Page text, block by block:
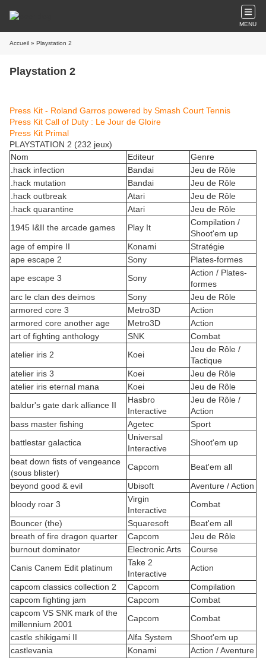
MENU
Accueil » Playstation 2
Playstation 2
Press Kit - Roland Garros powered by Smash Court Tennis
Press Kit Call of Duty : Le Jour de Gloire
Press Kit Primal
PLAYSTATION 2 (232 jeux)
Nom
Editeur
Genre
.hack infection
Bandai
Jeu de Rôle
.hack mutation
Bandai
Jeu de Rôle
.hack outbreak
Atari
Jeu de Rôle
.hack quarantine
Atari
Jeu de Rôle
1945 I&II the arcade games
Play It
Compilation /
Shoot'em up
age of empire II
Konami
Stratégie
ape escape 2
Sony
Plates-formes
ape escape 3
Sony
Action / Plates-
formes
arc le clan des deimos
Sony
Jeu de Rôle
armored core 3
Metro3D
Action
armored core another age
Metro3D
Action
art of fighting anthology
SNK
Combat
atelier iris 2
Koei
Jeu de Rôle /
Tactique
atelier iris 3
Koei
Jeu de Rôle
atelier iris eternal mana
Koei
Jeu de Rôle
baldur's gate dark alliance II
Hasbro
Interactive
Jeu de Rôle /
Action
bass master fishing
Agetec
Sport
battlestar galactica
Universal
Interactive
Shoot'em up
beat down fists of vengeance
(sous blister)
Capcom
Beat'em all
beyond good & evil
Ubisoft
Aventure / Action
bloody roar 3
Virgin
Interactive
Combat
Bouncer (the)
Squaresoft
Beat'em all
breath of fire dragon quarter
Capcom
Jeu de Rôle
burnout dominator
Electronic Arts
Course
Canis Canem Edit platinum
Take 2
Interactive
Action
capcom classics collection 2
Capcom
Compilation
capcom fighting jam
Capcom
Combat
capcom VS SNK mark of the
millennium 2001
Capcom
Combat
castle shikigami II
Alfa System
Shoot'em up
castlevania
Konami
Action / Aventure